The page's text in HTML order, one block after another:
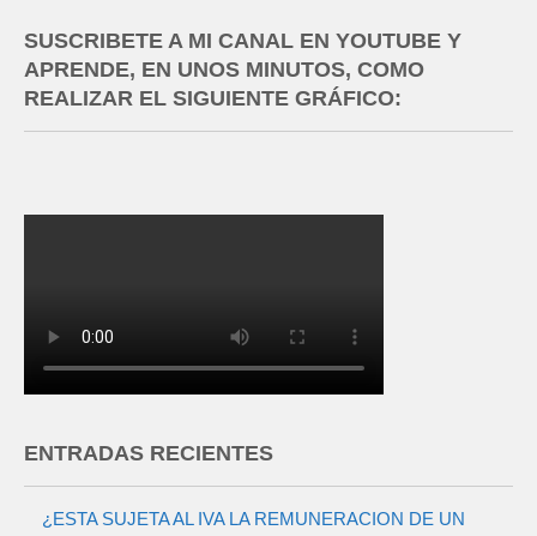
SUSCRIBETE A MI CANAL EN YOUTUBE Y
APRENDE, EN UNOS MINUTOS, COMO
REALIZAR EL SIGUIENTE GRÁFICO:
ENTRADAS RECIENTES
¿ESTA SUJETA AL IVA LA REMUNERACION DE UN